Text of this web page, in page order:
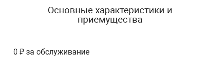
Основные характеристики и
приемущества
0 ₽ за обслуживание